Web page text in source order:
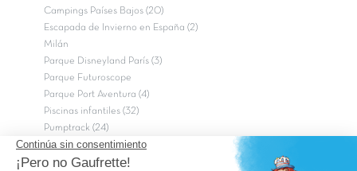
Campings Países Bajos (20)
Escapada de Invierno en España (2)
Milán
Parque Disneyland París (3)
Parque Futuroscope
Parque Port Aventura (4)
Piscinas infantiles (32)
Pumptrack (24)
Puy du Fou (2)
Roma